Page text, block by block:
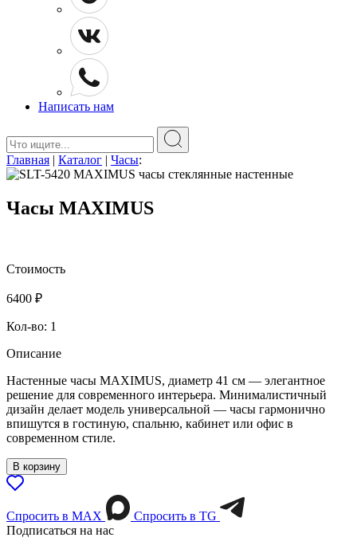
Написать нам
Главная | Каталог | Часы:
Часы MAXIMUS
Стоимость
6400 ₽
Кол-во: 1
Описание
Настенные часы MAXIMUS, диаметр 41 см — элегантное
решение для современного интерьера. Минималистичный
дизайн делает модель универсальной — часы гармонично
впишутся в гостиную, спальню, кабинет или офис в
современном стиле.
В корзину
Спросить в МАХ
Спросить в TG
Подписаться на нас